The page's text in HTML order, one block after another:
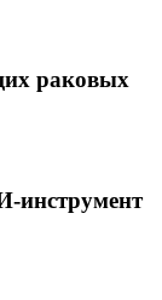
раковых
инструмент